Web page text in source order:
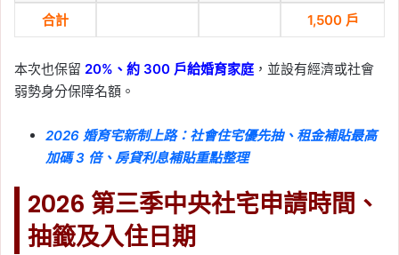
合計 1,500 戶
本次也保留 20%、約 300 戶給婚育家庭 ，並設有經濟或社會
弱勢身分保障名額。
2026 婚育宅新制上路：社會住宅優先抽、租金補貼最高
加碼 3 倍、房貸利息補貼重點整理
2026 第三季中央社宅申請時間、
抽籤及入住日期